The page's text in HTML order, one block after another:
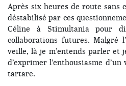
Après six heures de route sans
déstabilisé par ces
Céline à Stimultania pour
collaborations futures. Malgré
veille, là je m’entends parler et
d’exprimer l’enthousiasme
tartare.